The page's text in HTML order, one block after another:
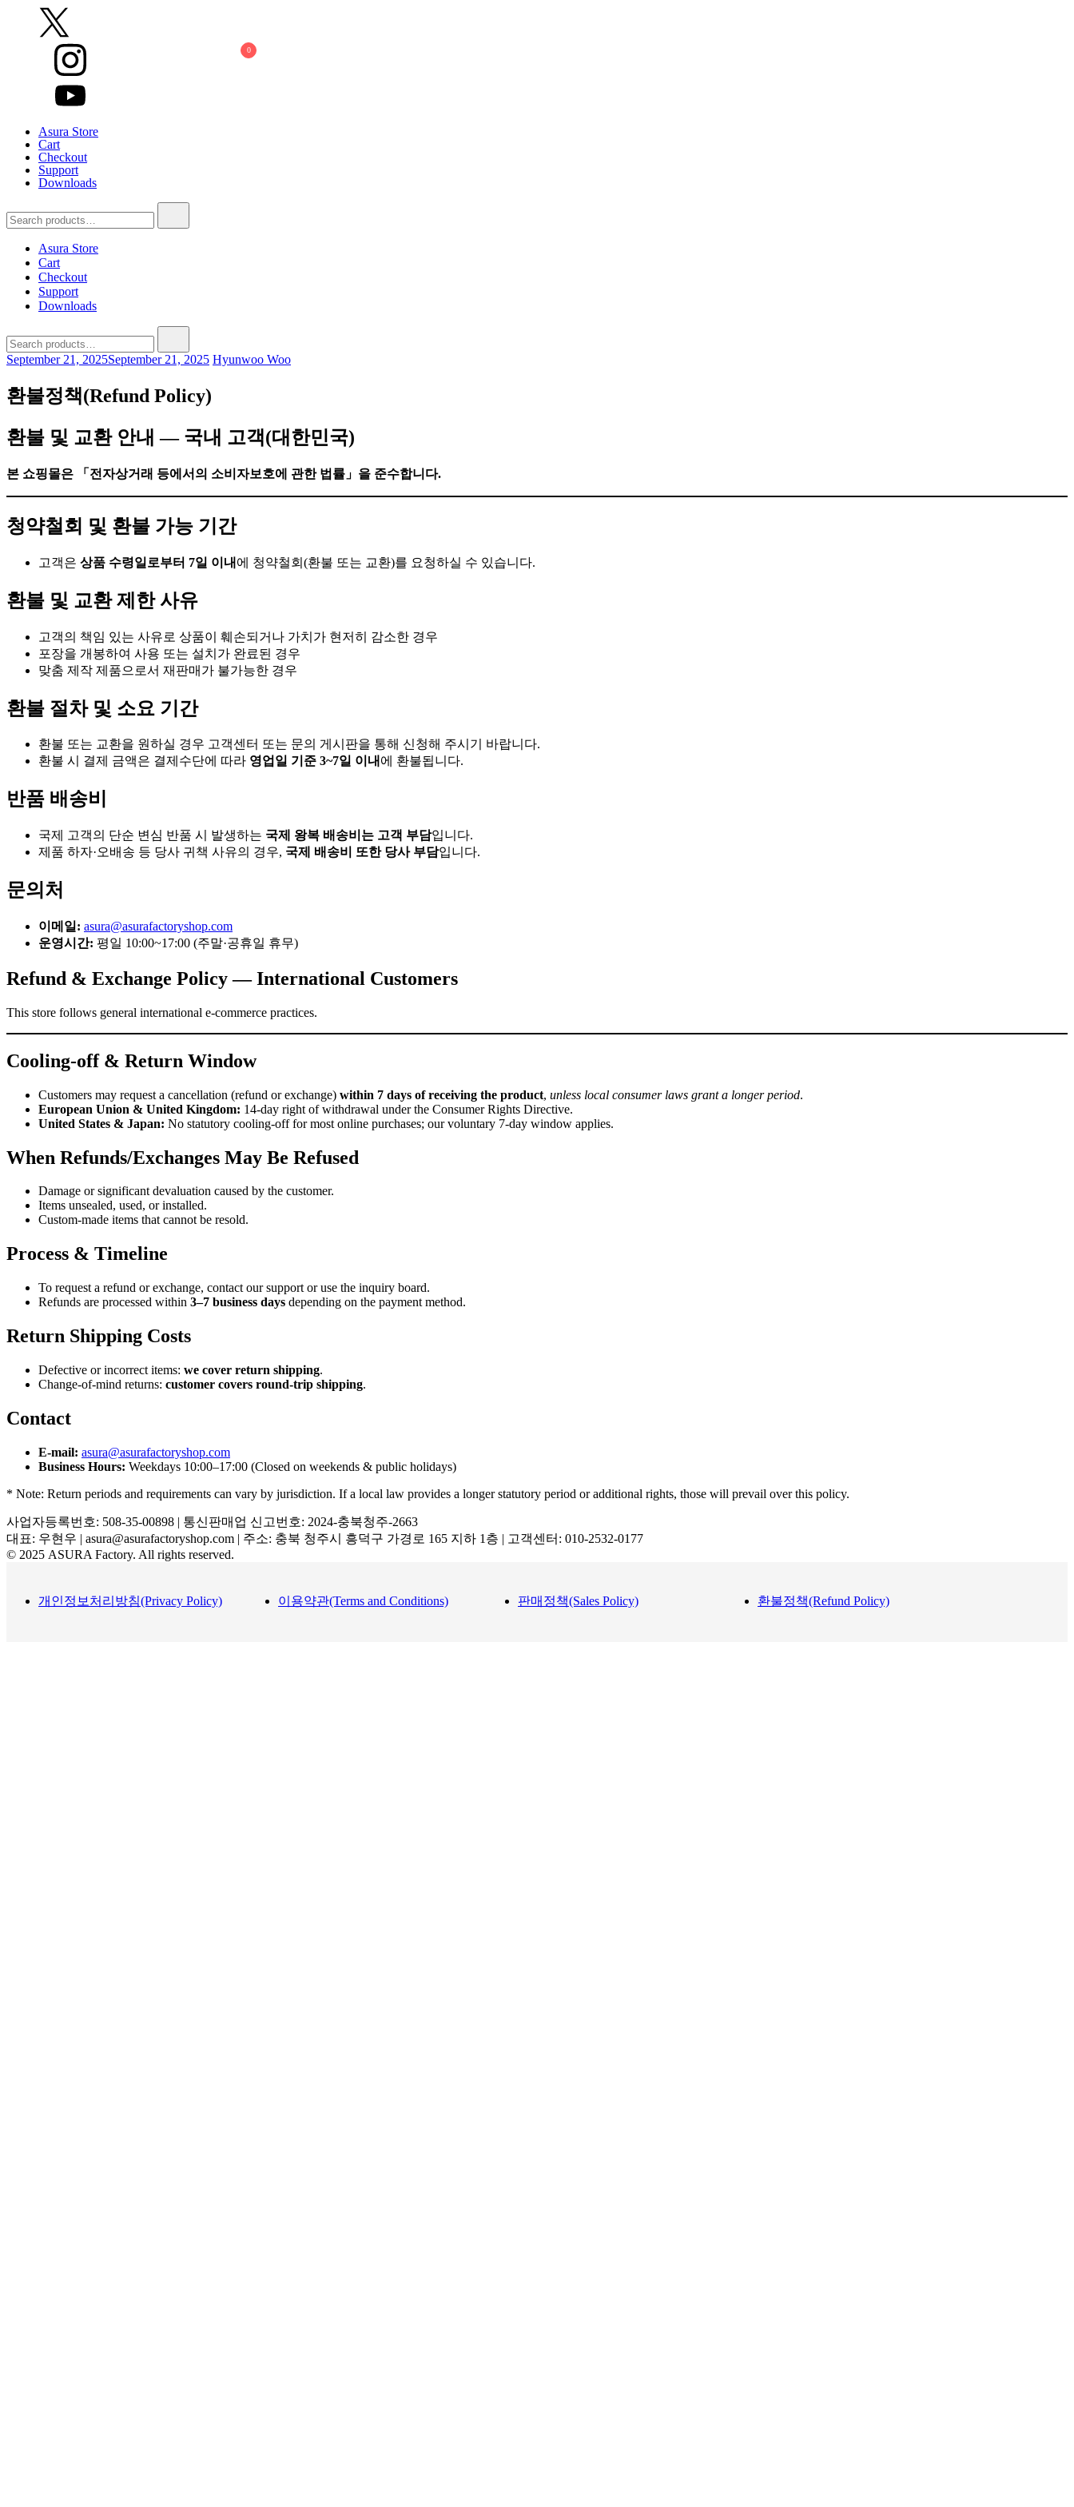
content
0
Asura Store
Cart
Checkout
Support
Downloads
for:
Asura Store
Cart
Checkout
Support
Downloads
for:
September 21, 2025September 21, 2025 Hyunwoo Woo
환불정책(Refund Policy)
환불 및 교환 안내 — 국내 고객(대한민국)
본 쇼핑몰은 「전자상거래 등에서의 소비자보호에 관한 법률」을 준수합니다.
청약철회 및 환불 가능 기간
고객은 상품 수령일로부터 7일 이내 에 청약철회(환불 또는 교환)를 요청하실 수 있습니다.
환불 및 교환 제한 사유
고객의 책임 있는 사유로 상품이 훼손되거나 가치가 현저히 감소한 경우
포장을 개봉하여 사용 또는 설치가 완료된 경우
맞춤 제작 제품으로서 재판매가 불가능한 경우
환불 절차 및 소요 기간
환불 또는 교환을 원하실 경우 고객센터 또는 문의 게시판을 통해 신청해 주시기 바랍니다.
환불 시 결제 금액은 결제수단에 따라 영업일 기준 3~7일 이내 에 환불됩니다.
반품 배송비
국제 고객의 단순 변심 반품 시 발생하는 국제 왕복 배송비는 고객 부담입니다.
제품 하자·오배송 등 당사 귀책 사유의 경우, 국제 배송비 또한 당사 부담입니다.
문의처
이메일: asura@asurafactoryshop.com
운영시간: 평일 10:00~17:00 (주말·공휴일 휴무)
Refund & Exchange Policy — International Customers
This store follows general international e-commerce practices.
Cooling-off & Return Window
Customers may request a cancellation (refund or exchange) within 7 days of receiving the product, unless local consumer laws grant a longer period.
European Union & United Kingdom: 14-day right of withdrawal under the Consumer Rights Directive.
United States & Japan: No statutory cooling-off for most online purchases; our voluntary 7-day window applies.
When Refunds/Exchanges May Be Refused
Damage or significant devaluation caused by the customer.
Items unsealed, used, or installed.
Custom-made items that cannot be resold.
Process & Timeline
To request a refund or exchange, contact our support or use the inquiry board.
Refunds are processed within 3–7 business days depending on the payment method.
Return Shipping Costs
Defective or incorrect items: we cover return shipping.
Change-of-mind returns: customer covers round-trip shipping.
Contact
E-mail: asura@asurafactoryshop.com
Business Hours: Weekdays 10:00–17:00 (Closed on weekends & public holidays)
* Note: Return periods and requirements can vary by jurisdiction. If a local law provides a longer statutory period or additional rights, those will prevail over this policy.
사업자등록번호: 508-35-00898 | 통신판매업 신고번호: 2024-충북청주-2663
대표: 우현우 | asura@asurafactoryshop.com | 주소: 충북 청주시 흥덕구 가경로 165 지하 1층 | 고객센터: 010-2532-0177
© 2025 ASURA Factory. All rights reserved.
개인정보처리방침(Privacy Policy) 이용약관(Terms and Conditions) 판매정책(Sales Policy) 환불정책(Refund Policy)